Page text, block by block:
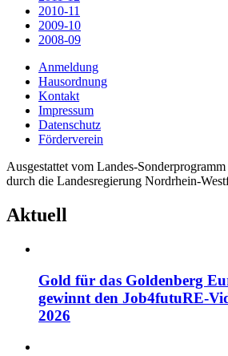
2010-11
2009-10
2008-09
Anmeldung
Hausordnung
Kontakt
Impressum
Datenschutz
Förderverein
Ausgestattet vom Landes-
durch die Landesregierung Nordrhein-
Aktuell
Gold für das Goldenberg
gewinnt den Job4futuRE-
2026